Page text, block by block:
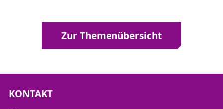
Zur Themenübersicht
KONTAKT